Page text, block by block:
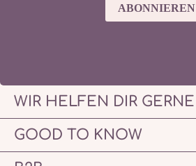
ABONNIEREN
WIR HELFEN DIR GERNE
GOOD TO KNOW